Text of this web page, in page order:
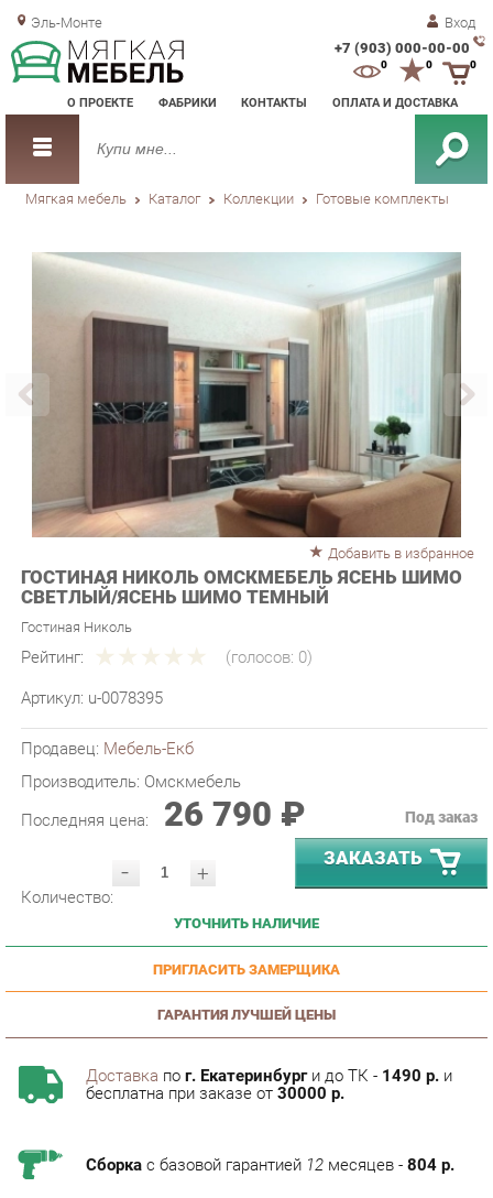
Эль-Монте Вход
+7 (903) 000-00-00
О ПРОЕКТЕ ФАБРИКИ КОНТАКТЫ ОПЛАТА И ДОСТАВКА
0 0
Мягкая мебель Каталог Коллекции Готовые комплекты
Добавить в избранное
ГОСТИНАЯ НИКОЛЬ ОМСКМЕБЕЛЬ ЯСЕНЬ ШИМО
СВЕТЛЫЙ/ЯСЕНЬ ШИМО ТЕМНЫЙ
Гостиная Николь
Рейтинг:
u-0078395
Производитель:Омскмебель
Последняя цена: 26 790 ₽
- ЗАКАЗАТЬ
УТОЧНИТЬ НАЛИЧИЕ
ПРИГЛАСИТЬ ЗАМЕРЩИКА
ГАРАНТИЯ ЛУЧШЕЙ ЦЕНЫ
Доставкапог. Екатеринбурги до ТК -1490 р.и